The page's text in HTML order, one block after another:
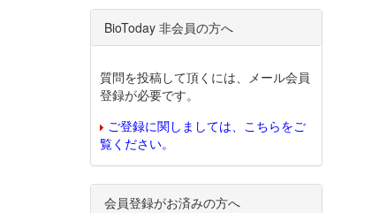
BioToday 非会員の方へ
質問を投稿して頂くには、メール会員
登録が必要です。
ご登録に関しましては、こちらをご
覧ください。
会員登録がお済みの方へ